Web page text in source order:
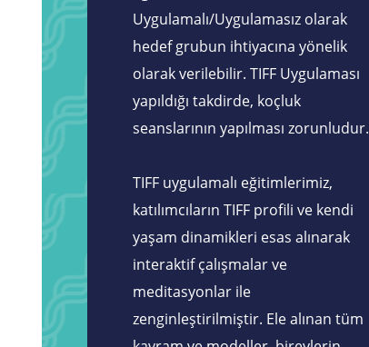
Uygulamalı/Uygulamasız olarak
hedef grubun ihtiyacına yönelik
olarak verilebilir. TIFF Uygulaması
yapıldığı takdirde, koçluk
seanslarının yapılması zorunludur.
TIFF uygulamalı eğitimlerimiz,
katılımcıların TIFF profili ve kendi
yaşam dinamikleri esas alınarak
interaktif çalışmalar ve
meditasyonlar ile
zenginleştirilmiştir. Ele alınan tüm